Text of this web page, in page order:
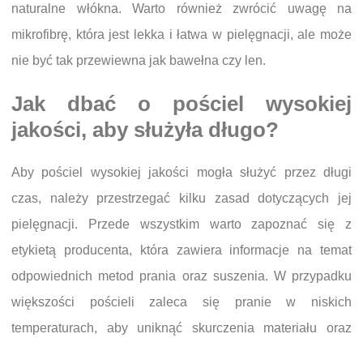
naturalne włókna. Warto również zwrócić uwagę na
mikrofibrę, która jest lekka i łatwa w pielęgnacji, ale może
nie być tak przewiewna jak bawełna czy len.
Jak dbać o pościel wysokiej
jakości, aby służyła długo?
Aby pościel wysokiej jakości mogła służyć przez długi
czas, należy przestrzegać kilku zasad dotyczących jej
pielęgnacji. Przede wszystkim warto zapoznać się z
etykietą producenta, która zawiera informacje na temat
odpowiednich metod prania oraz suszenia. W przypadku
większości pościeli zaleca się pranie w niskich
temperaturach, aby uniknąć skurczenia materiału oraz